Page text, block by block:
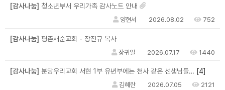
[감사나눔] 청소년부서 우리가족 감사노트 안내
양현서 2026.08.02 752
[감사나눔] 평촌새순교회 - 장진규 목사
장귀일 2026.07.17 1440
[감사나눔] 분당우리교회 서현 1부 유년부에는 천사 같은 선생님들이 계십니다 (감사와 감동의 글) [4]
김혜란 2026.07.05 2121